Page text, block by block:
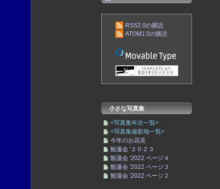
RSS2.0の購読
ATOM1.0の購読
小さな写真集
<写真集年次一覧>
<写真集撮影地一覧>
今年のお花見
観蓮会 '２０２３
観蓮会 '2022 ページ４
観蓮会 '2022 ページ３
観蓮会 '2022 ページ２